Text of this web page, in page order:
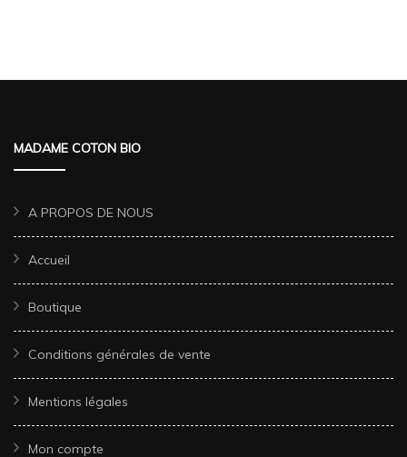
MADAME COTON BIO
A PROPOS DE NOUS
Accueil
Boutique
Conditions générales de vente
Mentions légales
Mon compte